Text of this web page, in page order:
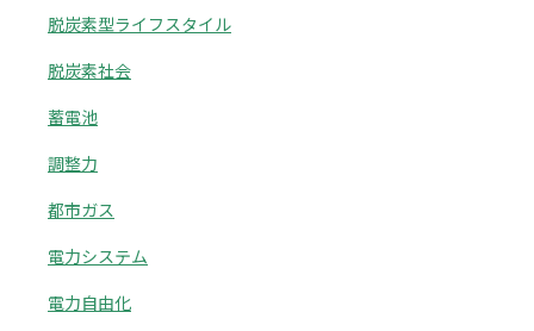
脱炭素型ライフスタイル
脱炭素社会
蓄電池
調整力
都市ガス
電力システム
電力自由化